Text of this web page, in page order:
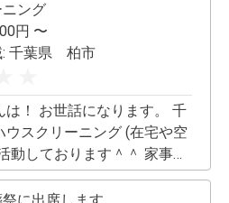
ング
円 〜
千葉県 柏市
！ お世話になります。 千
スクリーニング (在宅や空
ております＾＾ 家事代
！ 代行とは一味違う、クオ
ロー、隅々まで清潔に致し
に出席します